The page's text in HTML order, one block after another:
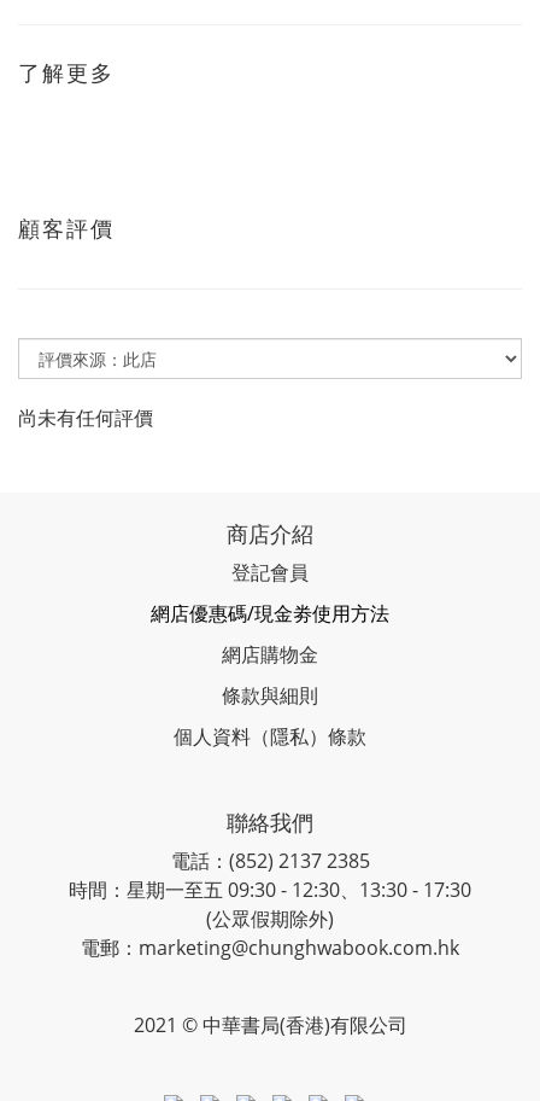
了解更多
顧客評價
尚未有任何評價
商店介紹
登記會員
網店優惠碼/現金劵使用方法
網店購物金
條款與細則
個人資料（隱私）條款
聯絡我們
電話：(852) 2137 2385
時間：星期一至五 09:30 - 12:30、13:30 - 17:30
(公眾假期除外)
電郵：marketing@chunghwabook.com.hk
2021 © 中華書局(香港)有限公司